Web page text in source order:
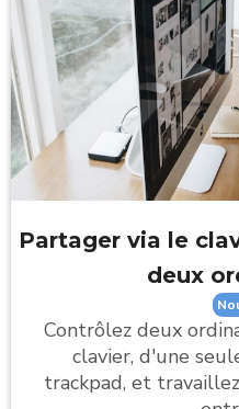
Partager via le
deux
Contrôlez deux
clavier, d'une
trackpad, et